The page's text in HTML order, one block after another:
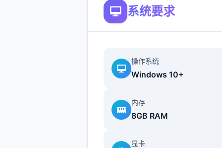
每个阵营都有各自的目的，游
不同于为H而H，本作主打的是
系统要求
操作系统
Windows 10+
内存
8GB RAM
显卡